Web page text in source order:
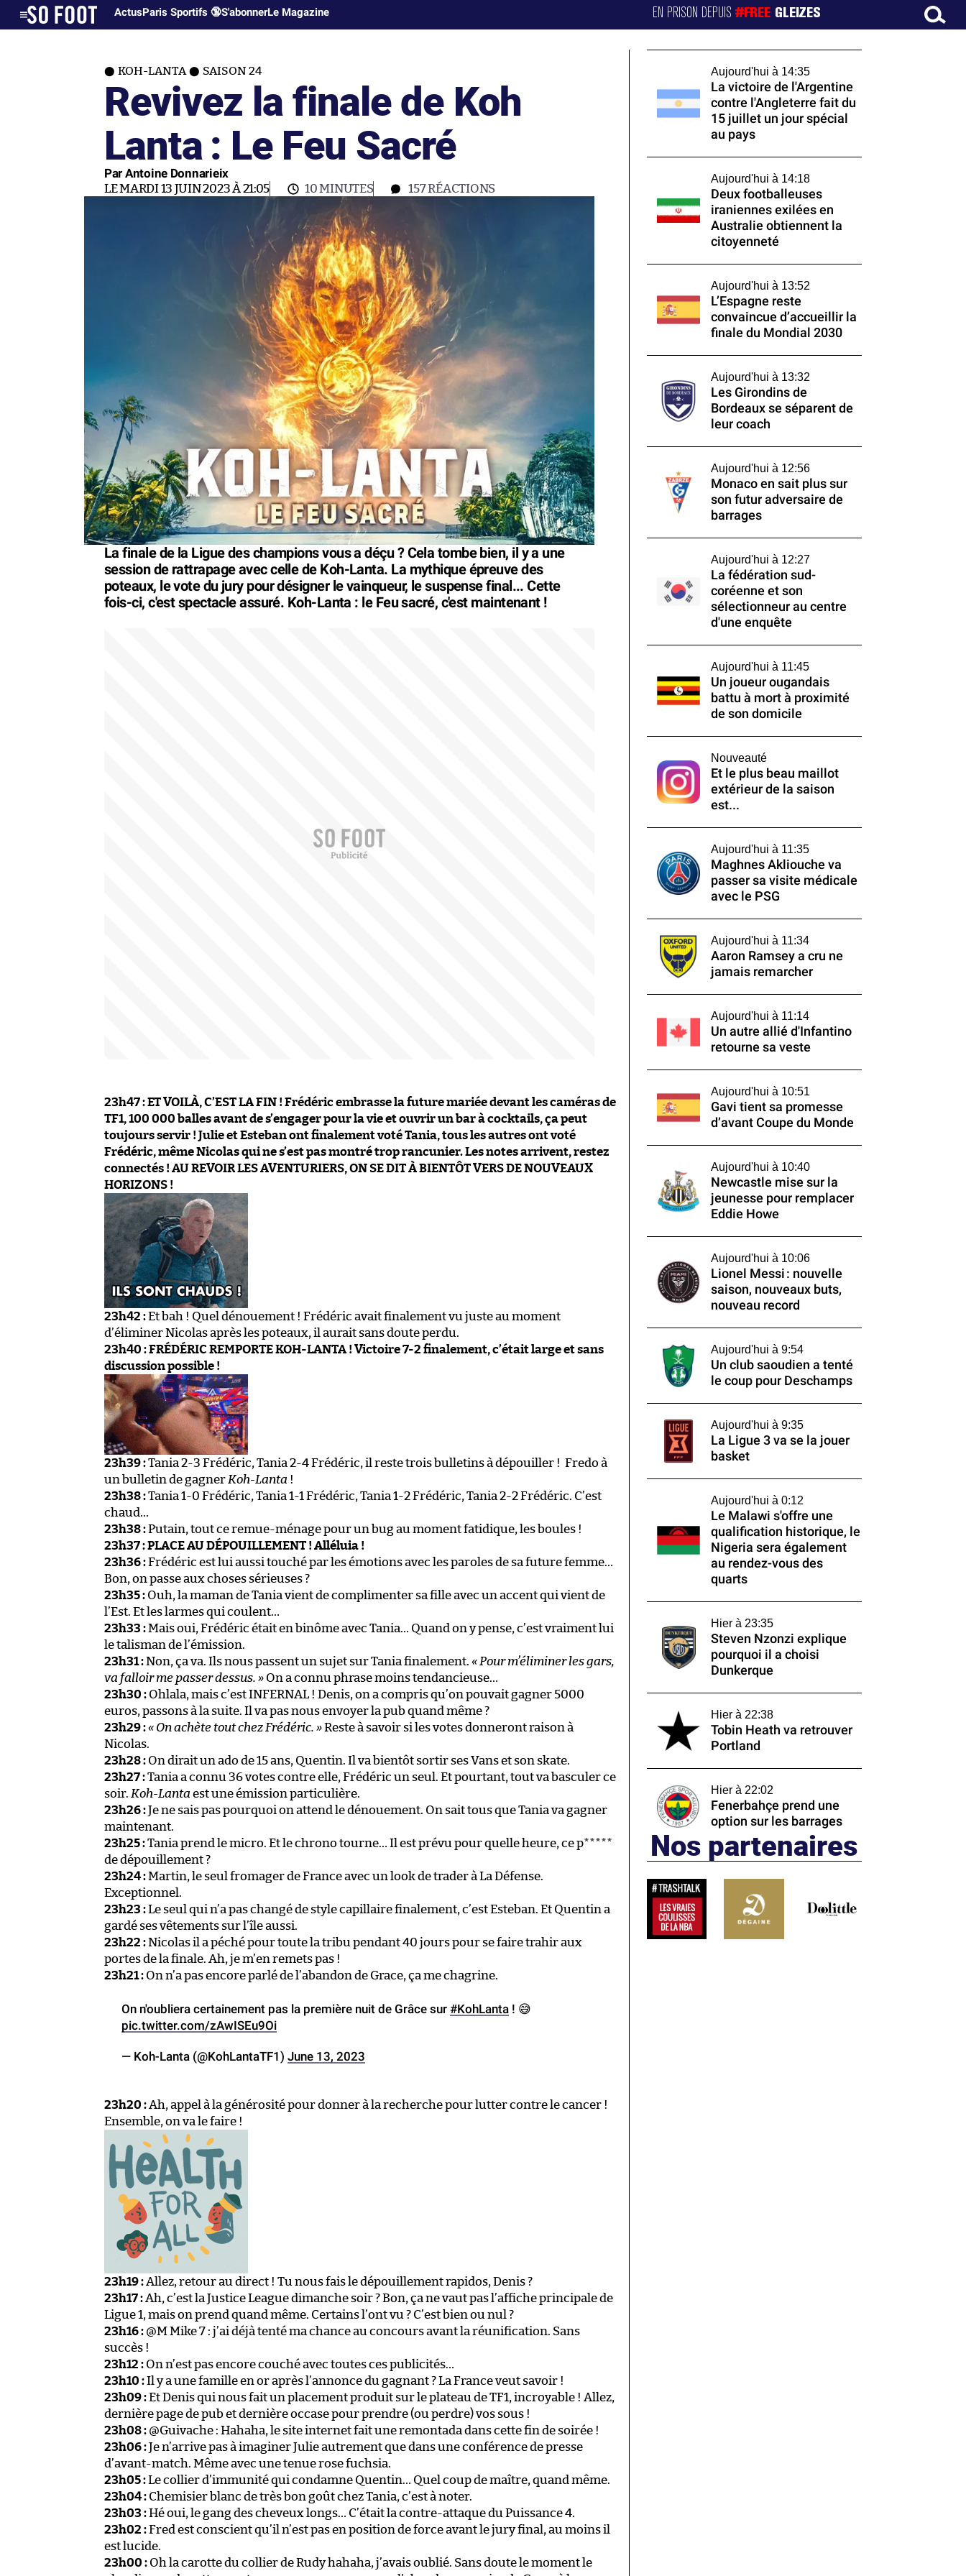
ActusParis Sportifs 🔞S'abonnerLe Magazine EN PRISON DEPUIS#FREE GLEIZES
KOH-LANTA SAISON 24
Revivez la finale de Koh
Lanta : Le Feu Sacré
Par Antoine Donnarieix
LE MARDI 13 JUIN 2023 À 21:05 10 MINUTES 157RÉACTIONS
La finale de la Ligue des champions vous a déçu ? Cela tombe bien, il y a une
session de rattrapage avec celle de Koh-Lanta. La mythique épreuve des
poteaux, le vote du jury pour désigner le vainqueur, le suspense final... Cette
fois-ci, c'est spectacle assuré. Koh-Lanta : le Feu sacré, c'est maintenant !
23h47 : ET VOILÀ, C’EST LA FIN ! Frédéric embrasse la future mariée devant les caméras de
TF1, 100 000 balles avant de s’engager pour la vie et ouvrir un bar à cocktails, ça peut
toujours servir ! Julie et Esteban ont finalement voté Tania, tous les autres ont voté
Frédéric, même Nicolas qui ne s’est pas montré trop rancunier. Les notes arrivent, restez
connectés ! AU REVOIR LES AVENTURIERS, ON SE DIT À BIENTÔT VERS DE NOUVEAUX
HORIZONS !
23h42 :Et bah ! Quel dénouement ! Frédéric avait finalement vu juste au moment
d’éliminer Nicolas après les poteaux, il aurait sans doute perdu.
23h40 : FRÉDÉRIC REMPORTE KOH-LANTA ! Victoire 7-2 finalement, c’était large et sans
discussion possible !
23h39 :Tania 2-3 Frédéric, Tania 2-4 Frédéric, il reste trois bulletins à dépouiller ! Fredo à
un bulletin de gagner Koh-Lanta !
23h38 :Tania 1-0 Frédéric, Tania 1-1 Frédéric, Tania 1-2 Frédéric, Tania 2-2 Frédéric. C’est
chaud…
23h38 :Putain, tout ce remue-ménage pour un bug au moment fatidique, les boules !
23h37 : PLACE AU DÉPOUILLEMENT ! Alléluia !
23h36 :Frédéric est lui aussi touché par les émotions avec les paroles de sa future femme…
Bon, on passe aux choses sérieuses ?
23h35 : Ouh, la maman de Tania vient de complimenter sa fille avec un accent qui vient de
l’Est. Et les larmes qui coulent…
23h33 :Mais oui, Frédéric était en binôme avec Tania… Quand on y pense, c’est vraiment lui
le talisman de l’émission.
23h31 :Non, ça va. Ils nous passent un sujet sur Tania finalement. « Pour m’éliminer les gars,
va falloir me passer dessus. » On a connu phrase moins tendancieuse…
23h30 : Ohlala, mais c’est INFERNAL ! Denis, on a compris qu’on pouvait gagner 5000
euros, passons à la suite. Il va pas nous envoyer la pub quand même ?
23h29 :« On achète tout chez Frédéric. »Reste à savoir si les votes donneront raison à
Nicolas.
23h28 : On dirait un ado de 15 ans, Quentin. Il va bientôt sortir ses Vans et son skate.
23h27 :Tania a connu 36 votes contre elle, Frédéric un seul. Et pourtant, tout va basculer ce
soir. Koh-Lanta est une émission particulière.
23h26 :Je ne sais pas pourquoi on attend le dénouement. On sait tous que Tania va gagner
maintenant.
23h25 :Tania prend le micro. Et le chrono tourne… Il est prévu pour quelle heure, ce p*****
de dépouillement ?
23h24 :Martin, le seul fromager de France avec un look de trader à La Défense.
Exceptionnel.
23h23 :Le seul qui n’a pas changé de style capillaire finalement, c’est Esteban. Et Quentin a
gardé ses vêtements sur l’île aussi.
23h22 :Nicolas il a péché pour toute la tribu pendant 40 jours pour se faire trahir aux
portes de la finale. Ah, je m’en remets pas !
23h21 : On n’a pas encore parlé de l’abandon de Grace, ça me chagrine.
On n'oubliera certainement pas la première nuit de Grâce sur #KohLanta ! 😅
pic.twitter.com/zAwISEu9Oi
— Koh-Lanta (@KohLantaTF1) June 13, 2023
23h20 :Ah, appel à la générosité pour donner à la recherche pour lutter contre le cancer !
Ensemble, on va le faire !
23h19 :Allez, retour au direct ! Tu nous fais le dépouillement rapidos, Denis ?
23h17 :Ah, c’est la Justice League dimanche soir ? Bon, ça ne vaut pas l’affiche principale de
Ligue 1, mais on prend quand même. Certains l’ont vu ? C’est bien ou nul ?
23h16 : @M Mike 7 : j’ai déjà tenté ma chance au concours avant la réunification. Sans
succès !
23h12 : On n’est pas encore couché avec toutes ces publicités…
23h10 :Il y a une famille en or après l’annonce du gagnant ? La France veut savoir !
23h09 :Et Denis qui nous fait un placement produit sur le plateau de TF1, incroyable ! Allez,
dernière page de pub et dernière occase pour prendre (ou perdre) vos sous !
23h08 : @Guivache : Hahaha, le site internet fait une remontada dans cette fin de soirée !
23h06 :Je n’arrive pas à imaginer Julie autrement que dans une conférence de presse
d’avant-match. Même avec une tenue rose fuchsia.
23h05 :Le collier d’immunité qui condamne Quentin… Quel coup de maître, quand même.
23h04 : Chemisier blanc de très bon goût chez Tania, c’est à noter.
23h03 :Hé oui, le gang des cheveux longs… C’était la contre-attaque du Puissance 4.
23h02 :Fred est conscient qu’il n’est pas en position de force avant le jury final, au moins il
est lucide.
23h00 : Oh la carotte du collier de Rudy hahaha, j’avais oublié. Sans doute le moment le
Aujourd'hui à 14:35
La victoire de l'Argentine
contre l'Angleterre fait du
15 juillet un jour spécial
au pays
Aujourd'hui à 14:18
Deux footballeuses
iraniennes exilées en
Australie obtiennent la
citoyenneté
Aujourd'hui à 13:52
L’Espagne reste
convaincue d’accueillir la
finale du Mondial 2030
Aujourd'hui à 13:32
Les Girondins de
Bordeaux se séparent de
leur coach
Aujourd'hui à 12:56
Monaco en sait plus sur
son futur adversaire de
barrages
Aujourd'hui à 12:27
La fédération sud-
coréenne et son
sélectionneur au centre
d'une enquête
Aujourd'hui à 11:45
Un joueur ougandais
battu à mort à proximité
de son domicile
Nouveauté
Et le plus beau maillot
extérieur de la saison
est...
Aujourd'hui à 11:35
Maghnes Akliouche va
passer sa visite médicale
avec le PSG
Aujourd'hui à 11:34
Aaron Ramsey a cru ne
jamais remarcher
Aujourd'hui à 11:14
Un autre allié d'Infantino
retourne sa veste
Aujourd'hui à 10:51
Gavi tient sa promesse
d’avant Coupe du Monde
Aujourd'hui à 10:40
Newcastle mise sur la
jeunesse pour remplacer
Eddie Howe
Aujourd'hui à 10:06
Lionel Messi : nouvelle
saison, nouveaux buts,
nouveau record
Aujourd'hui à 9:54
Un club saoudien a tenté
le coup pour Deschamps
Aujourd'hui à 9:35
La Ligue 3 va se la jouer
basket
Aujourd'hui à 0:12
Le Malawi s'offre une
qualification historique, le
Nigeria sera également
au rendez-vous des
quarts
Hier à 23:35
Steven Nzonzi explique
pourquoi il a choisi
Dunkerque
Hier à 22:38
Tobin Heath va retrouver
Portland
Hier à 22:02
Fenerbahçe prend une
option sur les barrages
Nos partenaires